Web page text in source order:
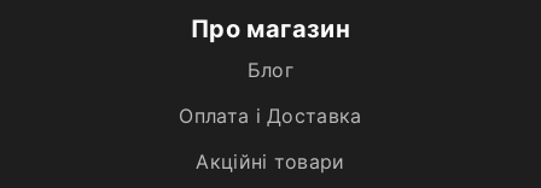
Про магазин
Блог
Оплата і Доставка
Акційні товари